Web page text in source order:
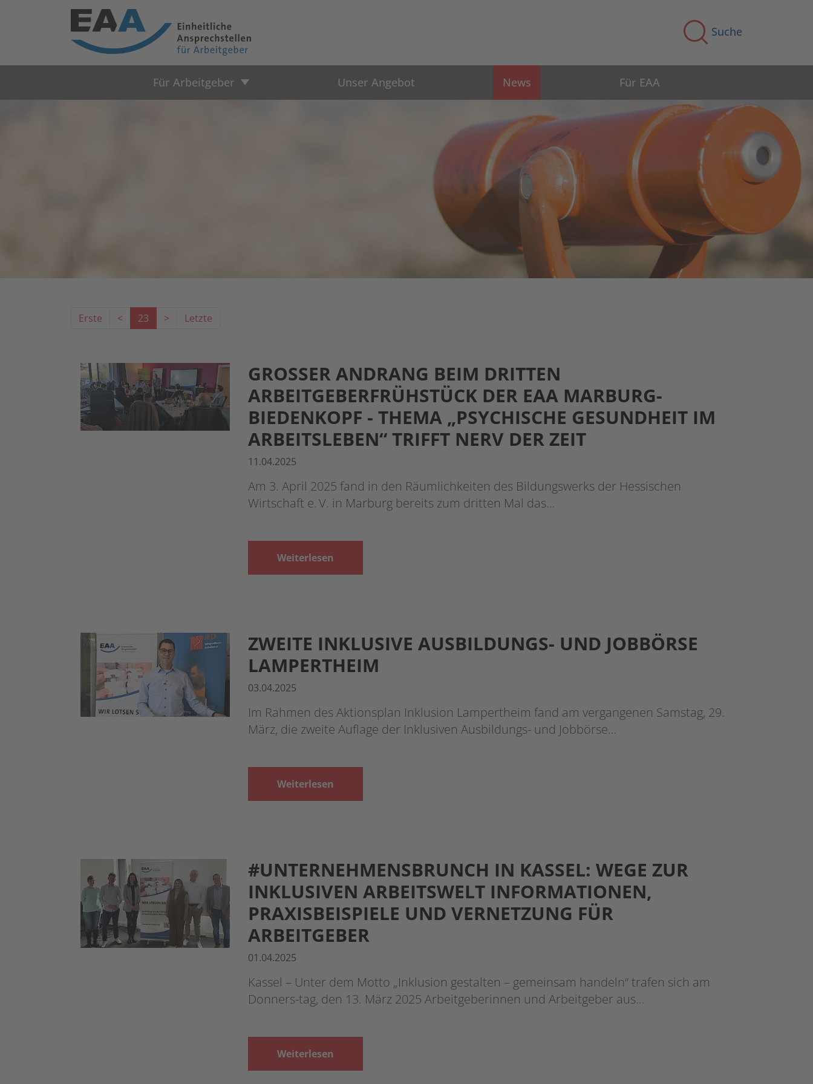
Suche
Für Arbeitgeber Unser Angebot News Für EAA
Erste < 23 > Letzte
GROSSER ANDRANG BEIM DRITTEN A
RBEITGEBERFRÜHSTÜCK DER EAA MARBURG-B
IEDENKOPF - THEMA „PSYCHISCHE GESUNDHEIT IM A
RBEITSLEBEN“ TRIFFT NERV DER ZEIT
11.04.2025
Am 3. April 2025 fand in den Räumlichkeiten des Bildungswerks der Hessischen
Wirtschaft e. V. in Marburg bereits zum dritten Mal das…
Weiterlesen
ZWEITE INKLUSIVE AUSBILDUNGS- UND JOBBÖRSE
LAMPERTHEIM
03.04.2025
Im Rahmen des Aktionsplan Inklusion Lampertheim fand am vergangenen Samstag, 29.
März, die zweite Auflage der Inklusiven Ausbildungs- und Jobbörse…
Weiterlesen
#UNTERNEHMENSBRUNCH IN KASSEL: WEGE ZUR
INKLUSIVEN ARBEITSWELT INFORMATIONEN,
PRAXISBEISPIELE UND VERNETZUNG FÜR
ARBEITGEBER
01.04.2025
Kassel – Unter dem Motto „Inklusion gestalten – gemeinsam handeln“ trafen sich am
Donners-tag, den 13. März 2025 Arbeitgeberinnen und Arbeitgeber aus…
Weiterlesen